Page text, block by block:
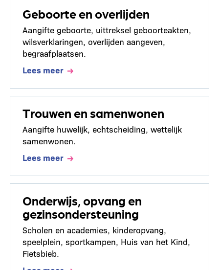
Geboorte en overlijden
Aangifte geboorte, uittreksel geboorteakten,
wilsverklaringen, overlijden aangeven,
begraafplaatsen.
Lees meer
Trouwen en samenwonen
Aangifte huwelijk, echtscheiding, wettelijk
samenwonen.
Lees meer
Onderwijs, opvang en
gezinsondersteuning
Scholen en academies, kinderopvang,
speelplein, sportkampen, Huis van het Kind,
Fietsbieb.